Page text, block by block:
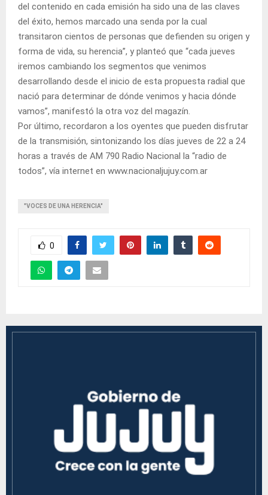
del contenido en cada emisión ha sido una de las claves
del éxito, hemos marcado una senda por la cual
transitaron cientos de personas que defienden su origen y
forma de vida, su herencia”, y planteó que “cada jueves
iremos cambiando los segmentos que venimos
desarrollando desde el inicio de esta propuesta radial que
nació para determinar de dónde venimos y hacia dónde
vamos”, manifestó la otra voz del magazín.
Por último, recordaron a los oyentes que pueden disfrutar
de la transmisión, sintonizando los días jueves de 22 a 24
horas a través de AM 790 Radio Nacional la “radio de
todos”, vía internet en www.nacionaljujuy.com.ar
"VOCES DE UNA HERENCIA"
0